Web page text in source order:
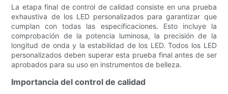
La etapa final de control de calidad consiste en una prueba
exhaustiva de los LED personalizados para garantizar que
cumplan con todas las especificaciones. Esto incluye la
comprobación de la potencia luminosa, la precisión de la
longitud de onda y la estabilidad de los LED. Todos los LED
personalizados deben superar esta prueba final antes de ser
aprobados para su uso en instrumentos de belleza.
Importancia del control de calidad